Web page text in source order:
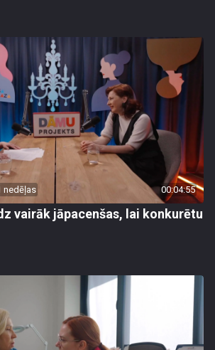
nedēļas 00:04:55
vairāk jāpacenšas, lai konkurētu